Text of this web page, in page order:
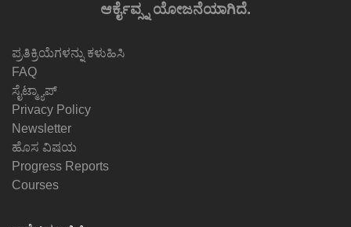
ಆರ್ಕೈವ್ಸ್ನ ಯೋಜನೆಯಾಗಿದೆ.
ಪ್ರತಿಕ್ರಿಯೆಗಳನ್ನು ಕಳುಹಿಸಿ
FAQ
ಸೈಟ್ಮ್ಯಾಪ್
Privacy Policy
Newsletter
ಹೊಸ ವಿಷಯ
Progress Reports
Courses